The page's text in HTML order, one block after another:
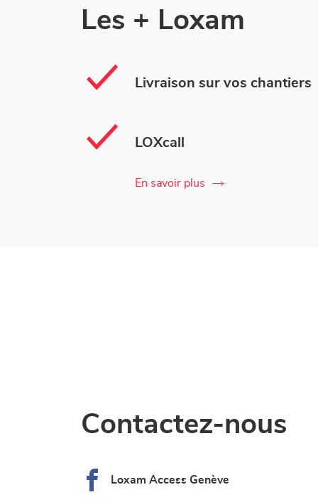
Les + Loxam
Livraison sur vos chantiers
LOXcall
En savoir plus
Contactez-nous
Loxam Access Genève